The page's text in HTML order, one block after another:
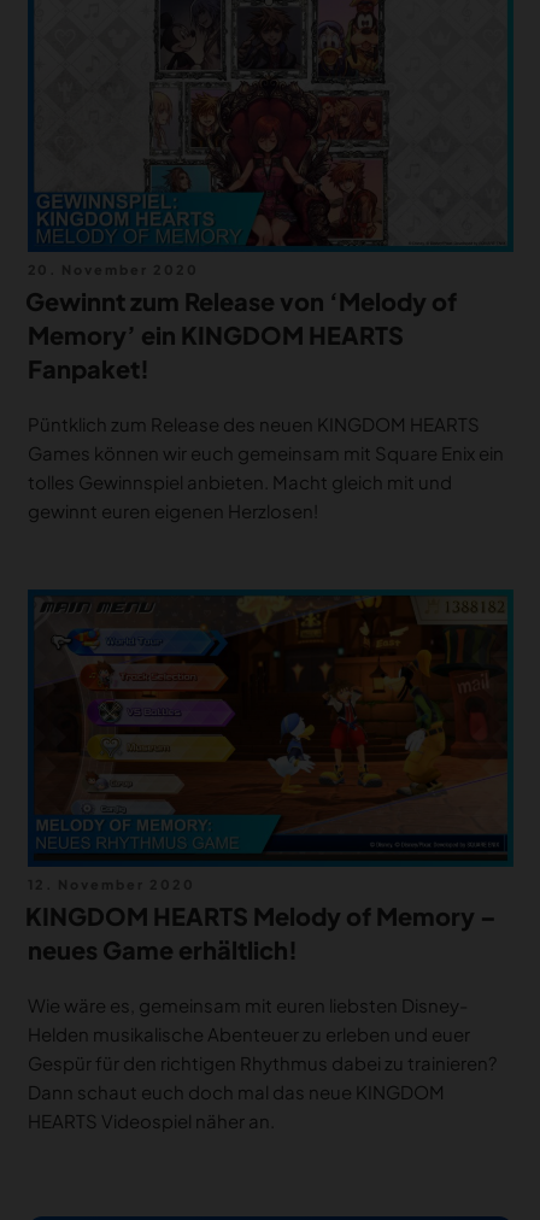
am
Gewinnt zum Release von ‘Melody of
Memory’ ein KINGDOM HEARTS
Fanpaket!
Püntklich zum Release des neuen KINGDOM HEARTS
Games können wir euch gemeinsam mit Square Enix ein
tolles Gewinnspiel anbieten. Macht gleich mit und
gewinnt euren eigenen Herzlosen!
am
KINGDOM HEARTS Melody of Memory –
neues Game erhältlich!
Wie wäre es, gemeinsam mit euren liebsten Disney-
Helden musikalische Abenteuer zu erleben und euer
Gespür für den richtigen Rhythmus dabei zu trainieren?
Dann schaut euch doch mal das neue KINGDOM
HEARTS Videospiel näher an.